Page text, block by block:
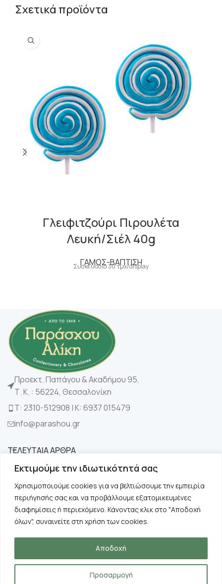
Εκτιμούμε την ιδιωτικότητά σας
Χρησιμοποιούμε cookies για να βελτιώσουμε την εμπειρία
περιήγησής σας και να προβάλλουμε εξατομικευμένες
διαφημίσεις ή περιεχόμενο. Κάνοντας κλικ στο "Αποδοχή
όλων", συναινείτε στη χρήση των cookies.
Προσαρμογή
Αποδοχή
Σχετικά προϊόντα
Γλειφιτζούρι Πιρουλέτα
Λευκή/Σιέλ 40g
ΓΑΜΟΣ-ΒΑΠΤΙΣΗ
Συσκευασία 30 τμχ/display
Προεκτ. Παπάγου & Ακαδήμου 95,
Τ. Κ. : 56224, Θεσσαλονίκη
Τ: 2310-512908 | K: 6937 015479
info@parashou.gr
ΤΕΛΕΥΤΑΙΑ ΑΡΘΡΑ
ΚΑΤΗΓΟΡΙΕΣ
ΧΡΗΣΙΜΑ
ΠΛΗΡΟΦΟΡΙΕΣ
Copyright © 2024 Παράσχου. All rights reserved.
Designed bySuge